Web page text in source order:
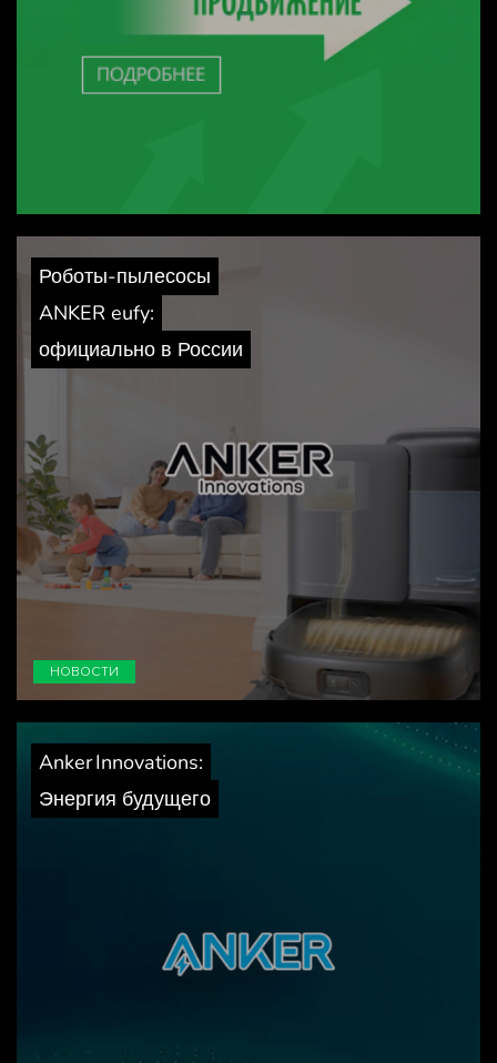
Роботы-пылесосы
ANKER eufy:
официально в России
НОВОСТИ
Anker Innovations:
Энергия будущего